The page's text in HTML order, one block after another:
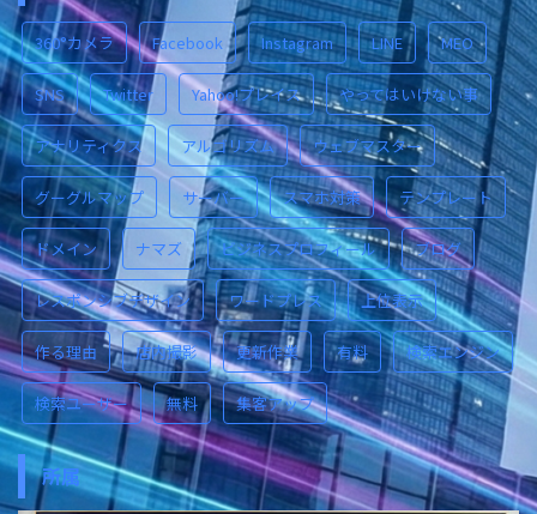
360°カメラ Facebook Instagram LINE MEO
SNS Twitter Yahoo!プレイス やってはいけない事
アナリティクス アルゴリズム ウェブマスター
グーグルマップ サーバー スマホ対策 テンプレート
ドメイン ナマズ ビジネスプロフィール ブログ
レスポンシブデザイン ワードプレス 上位表示
作る理由 店内撮影 更新作業 有料 検索エンジン
検索ユーザー 無料 集客アップ
所属